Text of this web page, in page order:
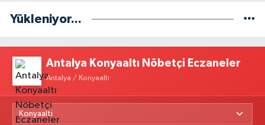
Yükleniyor...
Antalya Konyaaltı Nöbetçi Eczaneler
Antalya / Konyaaltı